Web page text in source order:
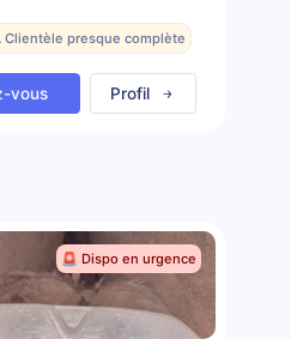
presque complète
vous Profil
🚨 Dispo en urgence